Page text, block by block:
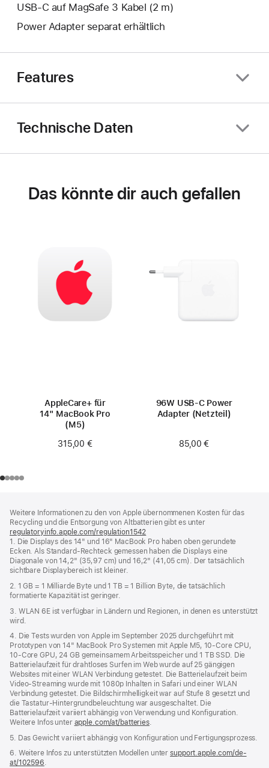
USB‑C auf MagSafe 3 Kabel (2 m)
Power Adapter separat erhältlich
Features
Technische Daten
Das könnte dir auch gefallen
AppleCare+ für
14" MacBook Pro
(M5)
315,00 €
96W USB‑C Power
Adapter (Netzteil)
85,00 €
Weitere Informationen zu den von Apple übernommenen Kosten für das
Recycling und die Entsorgung von Altbatterien gibt es unter
regulatoryinfo.apple.com/regulation1542
ein
neues
Fenster)
1. Die Displays des 14" und 16" MacBook Pro haben oben gerundete
Ecken. Als Standard-Rechteck gemessen haben die Displays eine
Diagonale von 14,2" (35,97 cm) und 16,2" (41,05 cm). Der tatsächlich
sichtbare Displaybereich ist kleiner.
2. 1 GB = 1 Milliarde Byte und 1 TB = 1 Billion Byte, die tatsächlich
formatierte Kapazität ist geringer.
3. WLAN 6E ist verfügbar in Ländern und Regionen, in denen es unterstützt
wird.
4. Die Tests wurden von Apple im September 2025 durchgeführt mit
Prototypen von 14" MacBook Pro Systemen mit Apple M5, 10‑Core CPU,
10‑Core GPU, 24 GB gemeinsamem Arbeitsspeicher und 1 TB SSD. Die
Batterielaufzeit für drahtloses Surfen im Web wurde auf 25 gängigen
Websites mit einer WLAN Verbindung getestet. Die Batterielaufzeit beim
Video-Streaming wurde mit 1080p Inhalten in Safari und einer WLAN
Verbindung getestet. Die Bildschirm­helligkeit war auf Stufe 8 gesetzt und
die Tastatur-Hintergrund­beleuchtung war ausgeschaltet. Die
Batterielaufzeit variiert abhängig von Verwendung und Konfiguration.
Weitere Infos unter apple.com/at/batteries.
5. Das Gewicht variiert abhängig von Konfiguration und Fertigungsprozess.
6. Weitere Infos zu unterstützten Modellen untersupport.apple.com/de-
at/102596.